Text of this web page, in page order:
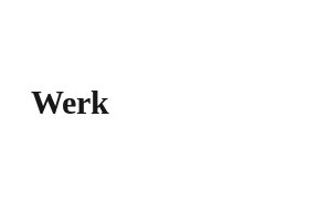
Werk